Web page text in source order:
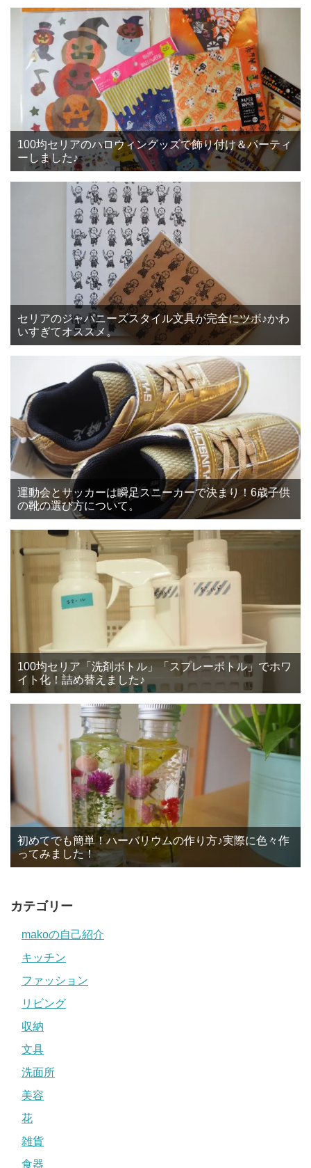
100均セリアのハロウィングッズで飾り付け＆パーティ
ーしました♪
セリアのジャパニーズスタイル文具が完全にツボ♪かわ
いすぎてオススメ。
運動会とサッカーは瞬足スニーカーで決まり！6歳子供
の靴の選び方について。
100均セリア「洗剤ボトル」「スプレーボトル」でホワ
イト化！詰め替えました♪
初めてでも簡単！ハーバリウムの作り方♪実際に色々作
ってみました！
カテゴリー
makoの自己紹介
キッチン
ファッション
リビング
収納
文具
洗面所
美容
花
雑貨
食器